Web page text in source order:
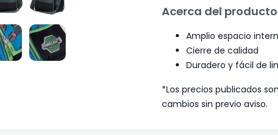
Acerca del producto
Amplio espacio
Cierre de calidad
Duradero y fácil de
*Los precios publicados
cambios sin previo aviso.